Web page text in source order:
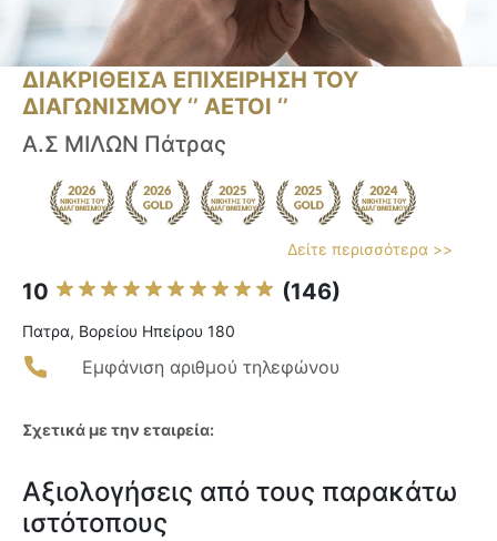
ΔΙΑΚΡΙΘΕΙΣΑ ΕΠΙΧΕΙΡΗΣΗ ΤΟΥ
ΔΙΑΓΩΝΙΣΜΟΥ ‘’ ΑΕΤΟΙ ‘’
Α.Σ ΜΙΛΩΝ Πάτρας
Δείτε περισσότερα >>
10 (146)
Πατρα, Βορείου Ηπείρου 180
Εμφάνιση αριθμού τηλεφώνου
Σχετικά με την εταιρεία:
Αξιολογήσεις από τους παρακάτω
ιστότοπους